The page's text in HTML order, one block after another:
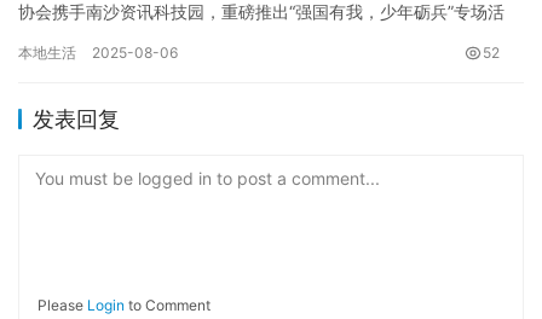
协会携手南沙资讯科技园，重磅推出“强国有我，少年砺兵”专场活
本地生活 2025-08-06 52
发表回复
You must be logged in to post a comment...
Please Login to Comment